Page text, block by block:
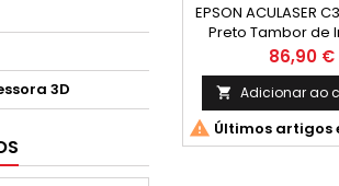
3D
EPSON ACULASER
Preto Tambor de
Compativel
(DRUM)
Preço
86,90 €
 Adicionar ao
 Últimos artigos